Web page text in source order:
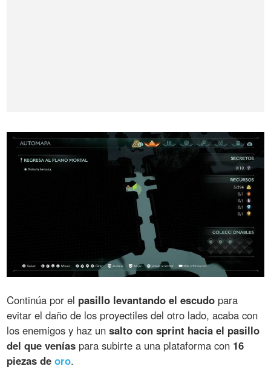
Continúa por el pasillo levantando el escudo para
evitar el daño de los proyectiles del otro lado, acaba con
los enemigos y haz unsalto con sprint hacia el pasillo
del que venías para subirte a una plataforma con 16
piezas deoro.